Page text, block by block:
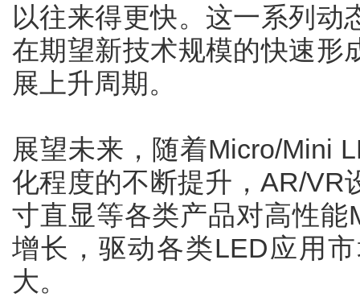
以往来得更快。这一系列动
在期望新技术规模的快速形
展上升周期。
展望未来，随着Micro/Mini
化程度的不断提升，AR/VR
寸直显等各类产品对高性
增长，驱动各类LED应用
大。